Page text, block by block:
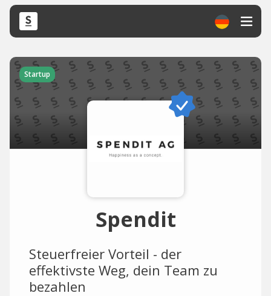
Startup
Spendit
Steuerfreier Vorteil - der
effektivste Weg, dein Team zu
bezahlen